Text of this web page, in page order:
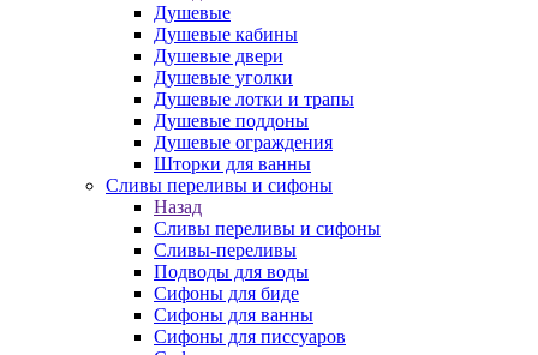
Душевые
Душевые кабины
Душевые двери
Душевые уголки
Душевые лотки и трапы
Душевые поддоны
Душевые ограждения
Шторки для ванны
Сливы переливы и сифоны
Назад
Сливы переливы и сифоны
Сливы-переливы
Подводы для воды
Сифоны для биде
Сифоны для ванны
Сифоны для писсуаров